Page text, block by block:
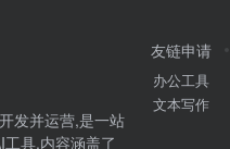
发并运营,是一站
具,内容涵盖了
友链申请
办公工具
文本写作